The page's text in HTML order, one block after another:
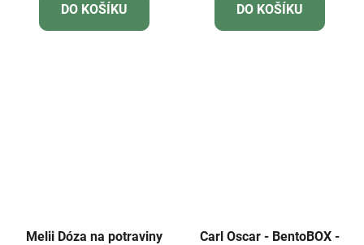
DO KOŠÍKU DO KOŠÍKU
Melii Dóza na potraviny
Carl Oscar - BentoBOX -